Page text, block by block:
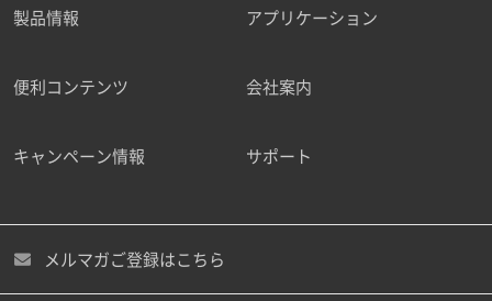
製品情報 アプリケーション
便利コンテンツ 会社案内
キャンペーン情報 サポート
メルマガご登録はこちら